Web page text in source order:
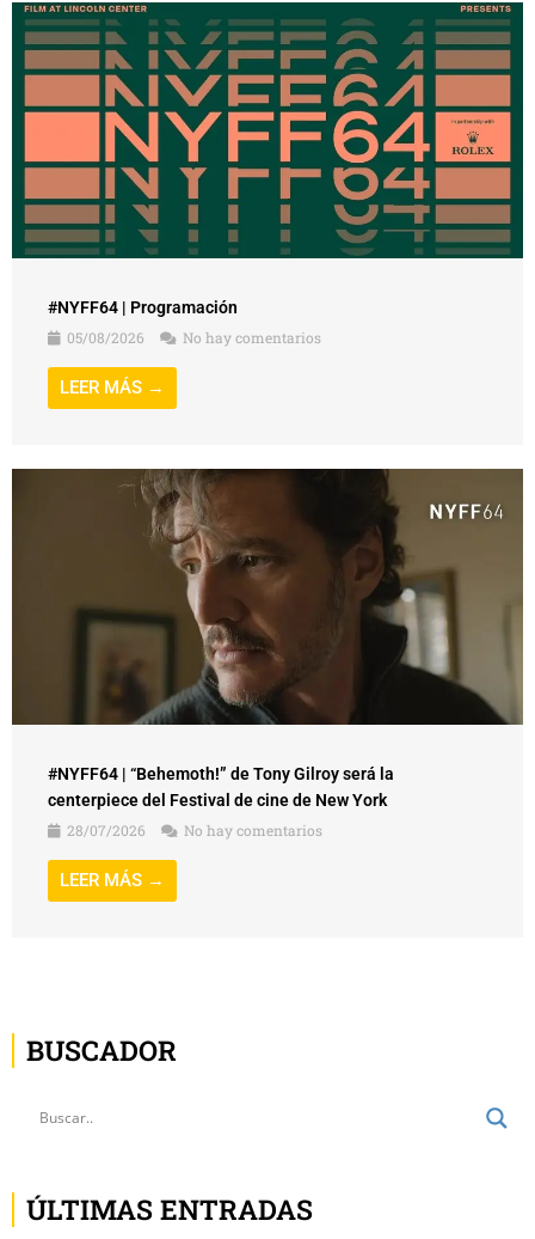
#NYFF64 | Programación
05/08/2026
No hay comentarios
LEER MÁS →
#NYFF64 | “Behemoth!” de Tony Gilroy será la
centerpiece del Festival de cine de New York
28/07/2026
No hay comentarios
LEER MÁS →
BUSCADOR
ÚLTIMAS ENTRADAS